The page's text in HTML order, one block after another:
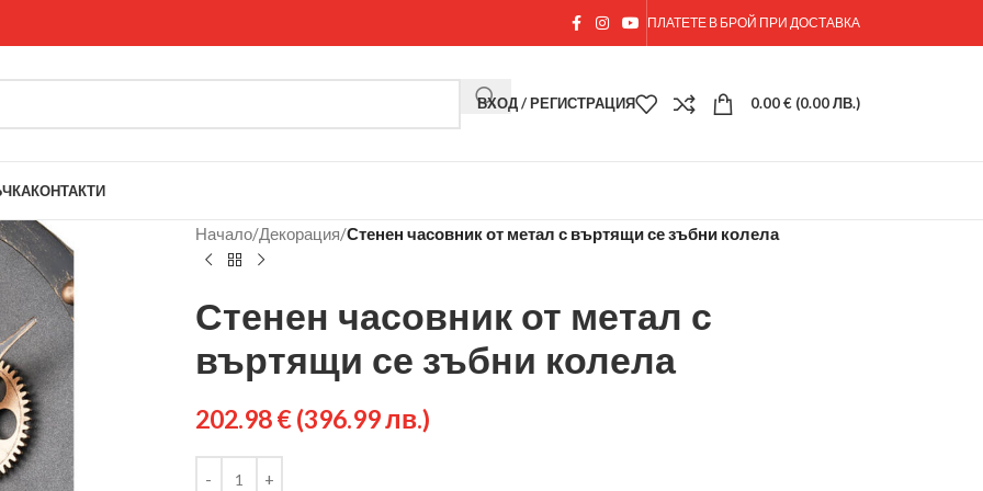
ПЛАТЕТЕ В БРОЙ ПРИ ДОСТАВКА
ВХОД / РЕГИСТРАЦИЯ 0.00€ (0.00 ЛВ.)
КОНТАКТИ
Начало/Декорация/Стенен часовник от метал с въртящи се зъбни колела
Стенен часовник от метал с
въртящи се зъбни колела
202.98€(396.99 лв.)